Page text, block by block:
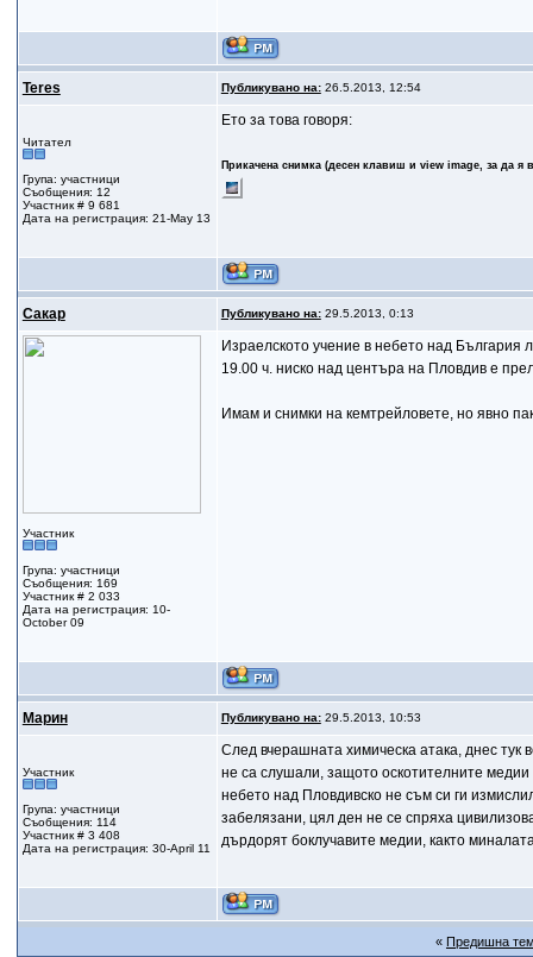
Teres Публикувано на:26.5.2013, 12:54
Читател
Група: участници
Съобщения: 12
Участник # 9 681
Дата на регистрация: 21-May 13
Ето за това говоря:
Прикачена снимка (десен клавиш и view image, за да я
Сакар Публикувано на:29.5.2013, 0:13
Участник
Група: участници
Съобщения: 169
Участник # 2 033
Дата на регистрация: 10-
October 09
Израелското учение в небето над България
19.00 ч. ниско над центъра на Пловдив е
Имам и снимки на кемтрейловете, но явно
Марин Публикувано на:29.5.2013, 10:53
Участник
Група: участници
Съобщения: 114
Участник # 3 408
Дата на регистрация: 30-April 11
След вчерашната химическа атака, днес тук
не са слушали, защото оскотителните
небето над Пловдивско не съм си ги
забелязани, цял ден не се спряха
дърдорят боклучавите медии, както
« Предишна